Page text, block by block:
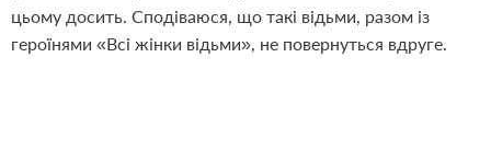
цьому досить. Сподіваюся, що такі відьми, разом із
героїнями «Всі жінки відьми», не повернуться вдруге.